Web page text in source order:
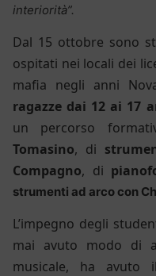
interiorità”.
Dal 15 ottobre sono
ospitati nei locali dei l
mafia negli anni
ragazze dai 12 ai 17
un percorso
Tomasino, di
Compagno, di
strumenti ad arco con
L’impegno degli
mai avuto modo di
musicale, ha avuto